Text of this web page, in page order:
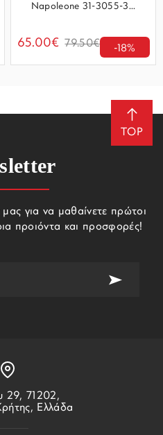
Napoleone 31-3055-3...
65.00€ 79.50€ -18%
TOP
29, 71202,
Ελλάδα
για να μαθαίνετε πρώτοι
προιόντα και προσφορές!